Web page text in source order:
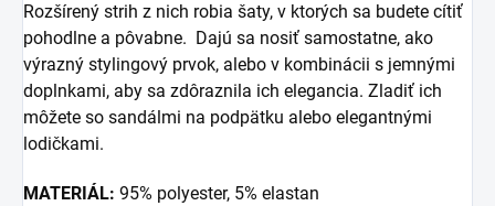
Rozšírený strih z nich robia šaty, v ktorých sa budete cítiť
pohodlne a pôvabne. Dajú sa nosiť samostatne, ako
výrazný stylingový prvok, alebo v kombinácii s jemnými
doplnkami, aby sa zdôraznila ich elegancia. Zladiť ich
môžete so sandálmi na podpätku alebo elegantnými
lodičkami.
MATERIÁL: 95% polyester, 5% elastan